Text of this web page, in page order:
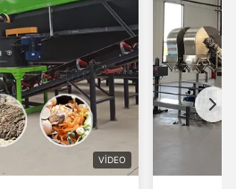
VIDEO